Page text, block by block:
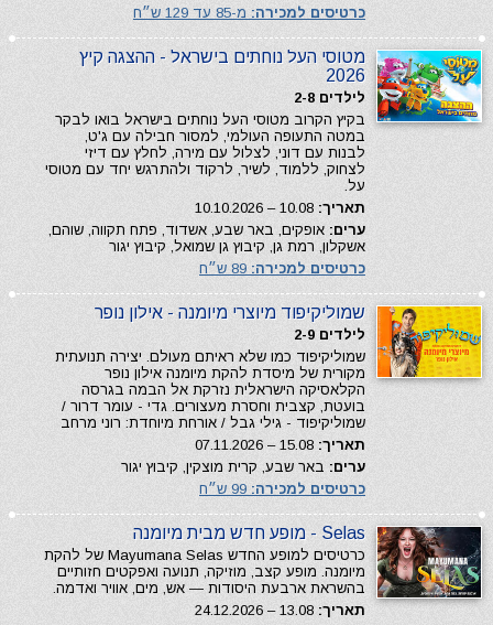
כרטיסים למכירה: מ-85 עד 129 ש״ח
מטוסי העל נוחתים בישראל - ההצגה קיץ
2026
לילדים 2-8
בקיץ הקרוב מטוסי העל נוחתים בישראל בואו לבקר
במטה התעופה העולמי, למסור חבילה עם ג'ט,
לבנות עם דוני, לצלול עם מירה, לחלץ עם דיזי
לצחוק, ללמוד, לשיר, לרקוד ולהתרגש יחד עם מטוסי
על.
תאריך:
ערים: אופקים, באר שבע, אשדוד, פתח תקווה, שוהם,
אשקלון, רמת גן, קיבוץ גן שמואל, קיבוץ יגור
כרטיסים למכירה:
שמוליקיפוד מיוצרי מיומנה - אילון נופר
לילדים 2-9
שמוליקיפוד כמו שלא ראיתם מעולם. יצירה תנועתית
מקורית של מיסדת להקת מיומנה אילון נופר
הקלאסיקה הישראלית נזרקת אל הבמה בגרסה
בועטת, קצבית וחסרת מעצורים. גדי - עומר דרור /
שמוליקיפוד - גילי גבל / אורחת מיוחדת: רוני מרחב
תאריך:
ערים: באר שבע, קרית מוצקין, קיבוץ יגור
כרטיסים למכירה:
Selas - מופע חדש מבית מיומנה
כרטיסים למופע החדש Mayumana Selas של להקת
מיומנה. מופע קצב, מוזיקה, תנועה ואפקטים חזותיים
בהשראת ארבעת היסודות — אש, מים, אוויר ואדמה.
תאריך: